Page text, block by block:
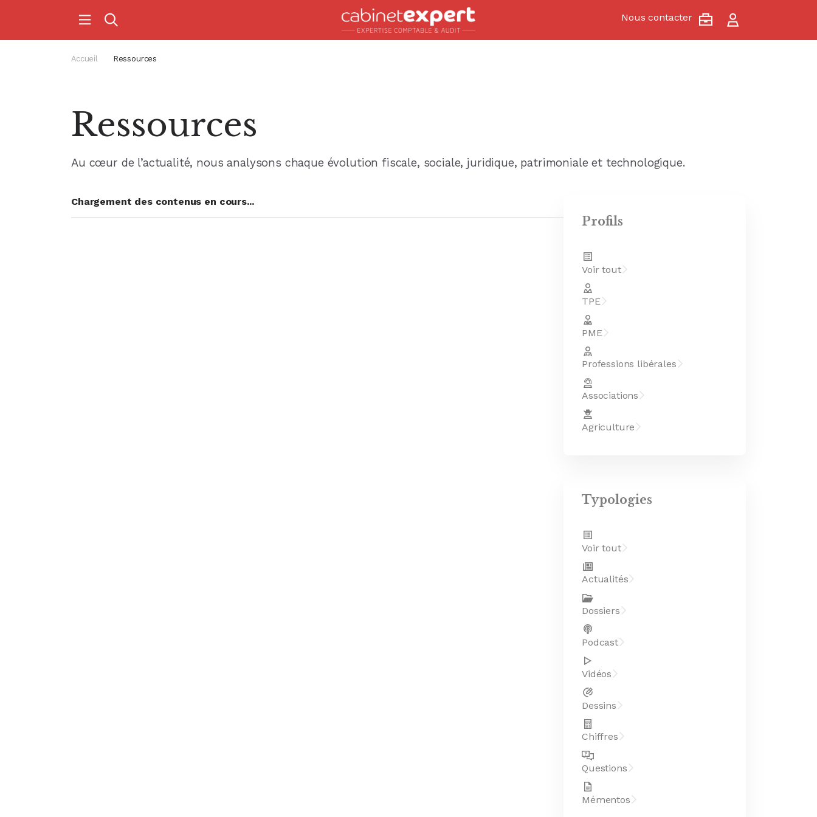
Accueil
Nous contacter
Accueil Ressources
Ressources
Au cœur de l’actualité, nous analysons chaque évolution fiscale, sociale, juridique, patrimoniale et technologique.
Typologies
Voir tout
Actualités
Dossiers
Podcast
Vidéos
Dessins
Chiffres
Questions
Mémentos
Profils
Voir tout
TPE
PME
Professions libérales
Associations
Agriculture